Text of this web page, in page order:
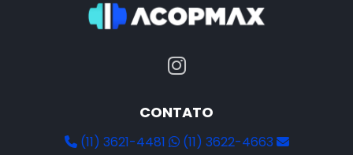
CONTATO
(11) 3621-4481
(11) 3622-4663